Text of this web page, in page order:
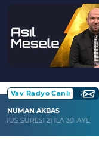
NUMAN AKBAS
SURESİ 21 İLA 30. AYETLER
Vav Radyo Canlı